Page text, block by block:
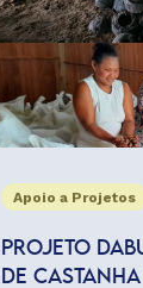
Apoio a Projetos
PROJETO
DE